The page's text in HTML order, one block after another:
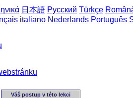
日本語 Русский Türkçe
italiano Nederlands Português
Váš postup v této lekci